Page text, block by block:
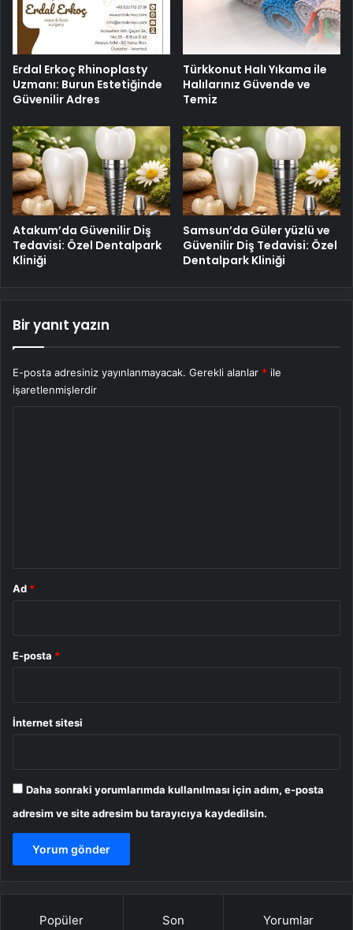
Erdal Erkoç Rhinoplasty
Uzmanı: Burun Estetiğinde
Güvenilir Adres
Türkkonut Halı Yıkama ile
Halılarınız Güvende ve
Temiz
Atakum’da Güvenilir Diş
Tedavisi: Özel Dentalpark
Kliniği
Samsun’da Güler yüzlü ve
Güvenilir Diş Tedavisi: Özel
Dentalpark Kliniği
Bir yanıt yazın
E-posta adresiniz yayınlanmayacak. Gerekli alanlar * ile
işaretlenmişlerdir
Ad *
E-posta *
İnternet sitesi
Daha sonraki yorumlarımda kullanılması için adım, e-posta
adresim ve site adresim bu tarayıcıya kaydedilsin.
Popüler Son Yorumlar